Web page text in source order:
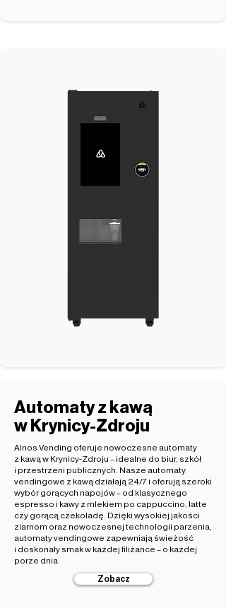
Automaty z kawą
w Krynicy-Zdroju
Alnos Vending oferuje nowoczesne automaty
z kawą w Krynicy-Zdroju – idealne do biur, szkół
i przestrzeni publicznych. Nasze automaty
vendingowe z kawą działają 24/7 i oferują szeroki
wybór gorących napojów – od klasycznego
espresso i kawy z mlekiem po cappuccino, latte
czy gorącą czekoladę. Dzięki wysokiej jakości
ziarnom oraz nowoczesnej technologii parzenia,
automaty vendingowe zapewniają świeżość
i doskonały smak w każdej filiżance – o każdej
porze dnia.
Zobacz